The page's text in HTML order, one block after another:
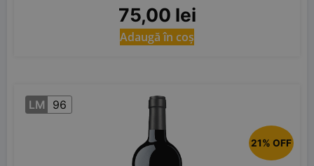
75,00 lei
Adaugă în coș
21% OFF
LM 96